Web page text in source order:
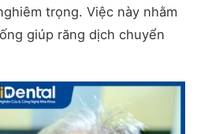
trọng. Việc này nhằm
giúp răng dịch chuyển